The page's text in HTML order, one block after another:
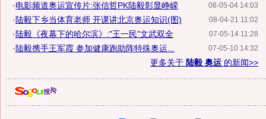
08-05-04 14:03
·电影频道奥运宣传片:张信哲PK陆毅彰显峥嵘
08-04-21 11:02
· 陆毅下乡当体育老师 开课讲北京奥运知识(图)
07-05-14 11:28
· 陆毅《夜幕下的哈尔滨》:"王一民"文武双全
07-05-10 14:32
· 陆毅携手王军霞 参加健康跑助阵特殊奥运...
更多关于 陆毅 奥运 的新闻>>